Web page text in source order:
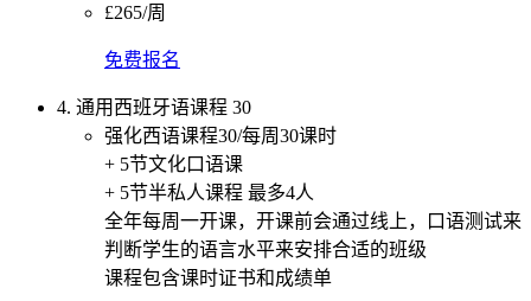
£265/周
免费报名
4. 通用西班牙语课程 30
强化西语课程30/每周30课时
+ 5节文化口语课
+ 5节半私人课程 最多4人
全年每周一开课，开课前会通过线上，口语测试来
判断学生的语言水平来安排合适的班级
课程包含课时证书和成绩单